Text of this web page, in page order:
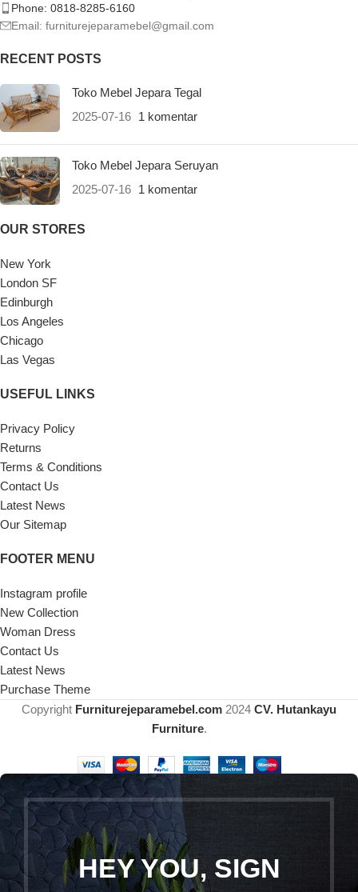
Phone: 0818-8285-6160
Email: furniturejeparamebel@gmail.com
RECENT POSTS
Toko Mebel Jepara Tegal
2025-07-16 1 komentar
Toko Mebel Jepara Seruyan
2025-07-16 1 komentar
OUR STORES
New York
London SF
Edinburgh
Los Angeles
Chicago
Las Vegas
USEFUL LINKS
Privacy Policy
Returns
Terms & Conditions
Contact Us
Latest News
Our Sitemap
FOOTER MENU
Instagram profile
New Collection
Woman Dress
Contact Us
Latest News
Purchase Theme
Copyright Furniturejeparamebel.com 2024 CV. Hutankayu
Furniture.
HEY YOU, SIGN